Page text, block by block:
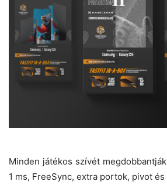
​Minden játékos szívét
1 ms, FreeSync, extra portok, pivot